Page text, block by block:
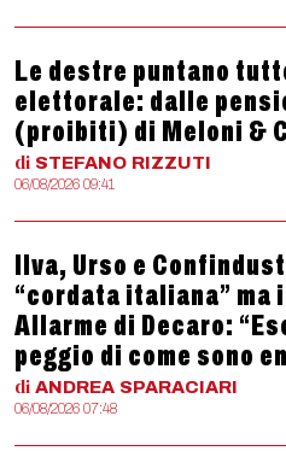
Le destre puntano
elettorale: dalle
(proibiti) di Meloni &
di STEFANO RIZZUTI
06/08/2026 09:41
Ilva, Urso e
“cordata italiana” ma
Allarme di Decaro:
peggio di come sono
di ANDREA SPARACIARI
06/08/2026 07:48